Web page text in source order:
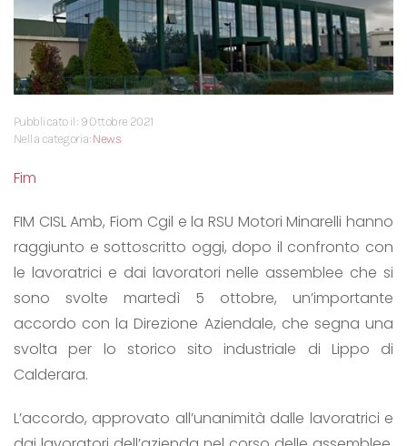
Pubblicato il: 9 Ottobre 2021
Nella categoria:News
Fim
FIM CISL Amb, Fiom Cgil e la RSU Motori Minarelli hanno
raggiunto e sottoscritto oggi, dopo il confronto con
le lavoratrici e dai lavoratori nelle assemblee che si
sono svolte martedì 5 ottobre, un’importante
accordo con la Direzione Aziendale, che segna una
svolta per lo storico sito industriale di Lippo di
Calderara.
L’accordo, approvato all’unanimità dalle lavoratrici e